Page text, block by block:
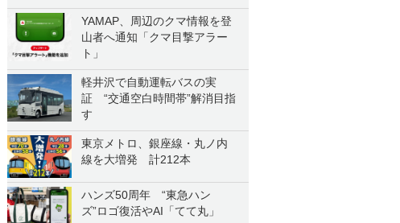
YAMAP、周辺のクマ情報を登
山者へ通知「クマ目撃アラー
ト」
軽井沢で自動運転バスの実
証 “交通空白時間帯”解消目指
す
東京メトロ、銀座線・丸ノ内
線を大増発 計212本
ハンズ50周年 “東急ハン
ズ”ロゴ復活やAI「てて丸」